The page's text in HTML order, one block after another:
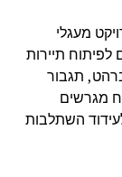
מעגלי
תיירות
תגבור
מגרשים
השתלבות